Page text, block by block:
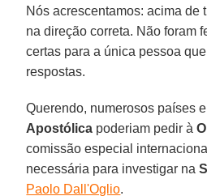
Nós acrescentamos: acima de
na direção correta. Não foram
certas para a única pessoa
respostas.
Querendo, numerosos países
Apostólica poderiam pedir à
comissão especial
necessária para investigar na
Paolo Dall'Oglio.